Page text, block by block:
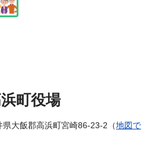
町役場
大飯郡高浜町宮崎86-23-2（地図で